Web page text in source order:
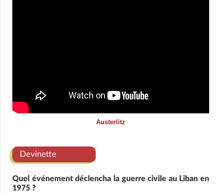
Austerlitz
Devinette
Quel événement déclencha la guerre civile au Liban en
1975 ?